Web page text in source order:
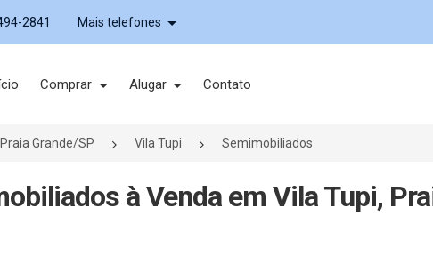
2841 Mais telefones
Comprar Alugar Contato
Praia Grande/SP Vila Tupi Semimobiliados
à Venda em Vila Tupi,